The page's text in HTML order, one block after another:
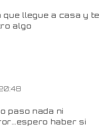
llegue a casa y te
algo
paso nada ni
haber si